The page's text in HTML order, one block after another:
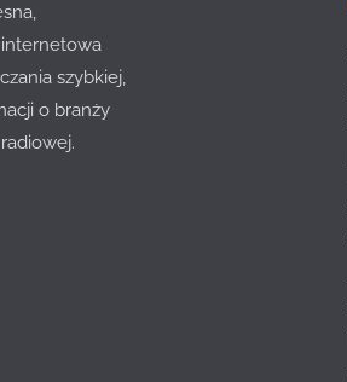
szybkiej,
o branży